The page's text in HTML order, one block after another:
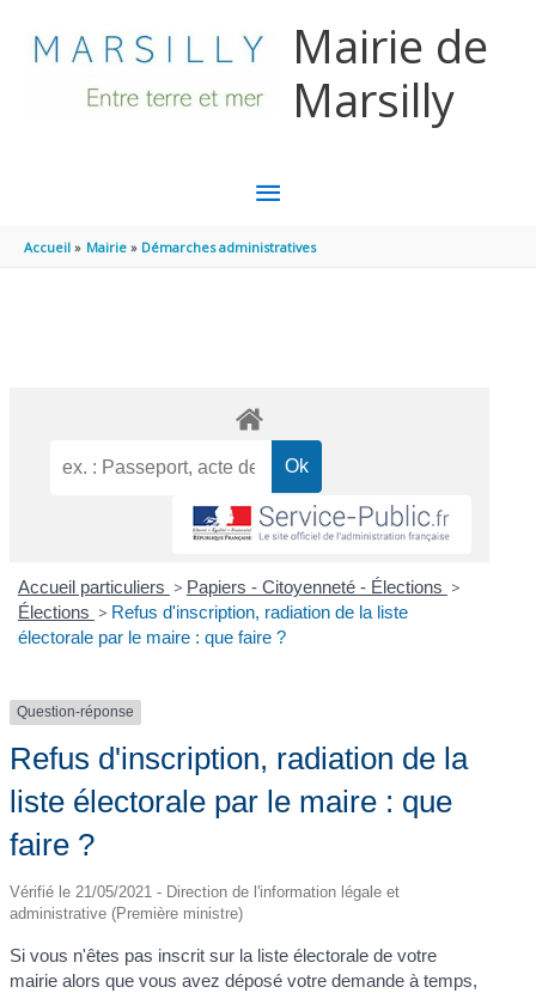
Mairie de
Marsilly
MENU
PRINCIPAL
Accueil Mairie Démarches administratives
Accueil particuliers > Papiers - Citoyenneté - Élections >
Élections > Refus d'inscription, radiation de la liste
électorale par le maire : que faire ?
Question-réponse
Refus d'inscription, radiation de la
liste électorale par le maire : que
faire ?
Vérifié le 21/05/2021 - Direction de l'information légale et
administrative (Première ministre)
Si vous n'êtes pas inscrit sur la liste électorale de votre
mairie alors que vous avez déposé votre demande à temps,